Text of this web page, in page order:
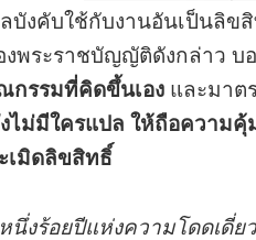
บังคับใช้กับงานอันเป็นลิข
งพระราชบัญญัติดังกล่าว บ
กรรมที่คิดขึ้นเอง และมาต
ไม่มีใครแปล ให้ถือความ
เมิดลิขสิทธิ์
หนึ่งร้อยปีแห่งความโดดเดี่ยว